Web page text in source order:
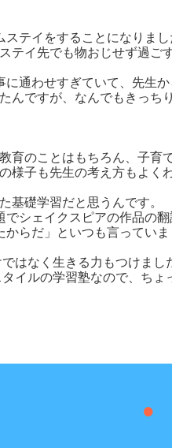
テイをすることになりま
テイ先でも物おじせず過ご
通わせすぎていて、先生
んですが、なんでもきっ
育のことはもちろん、子育
様子も先生の考え方もよく
基礎学習だと思うんです。
シェイクスピアの作品の
らだ」といつも言ってい
はなく生きる力もつけまし
イルの学習塾なので、ち